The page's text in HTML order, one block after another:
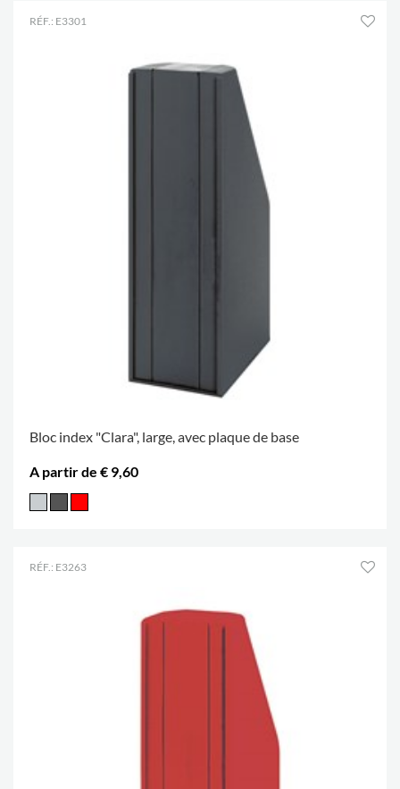
RÉF.: E3301
Bloc index "Clara", large, avec plaque de base
A partir de € 9,60
RÉF.: E3263